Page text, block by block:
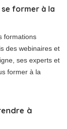
former à la
formations
des webinaires et
ses experts et
former à la
à